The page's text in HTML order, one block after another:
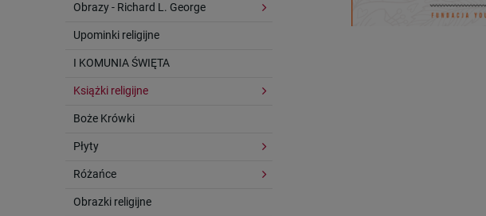
Obrazy - Richard L. George
Upominki religijne
I KOMUNIA ŚWIĘTA
Książki religijne
Boże Krówki
Płyty
Różańce
Obrazki religijne